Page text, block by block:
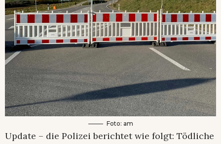
Foto: am
Update – die Polizei berichtet wie folgt: Tödliche